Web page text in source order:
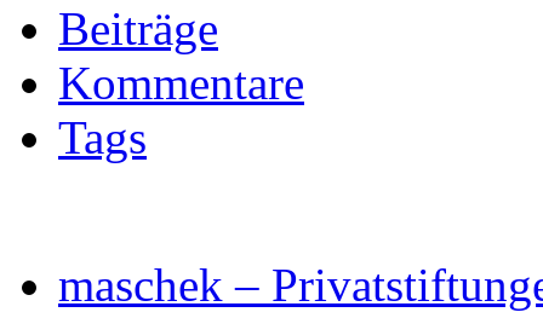
Beiträge
Kommentare
Tags
maschek –